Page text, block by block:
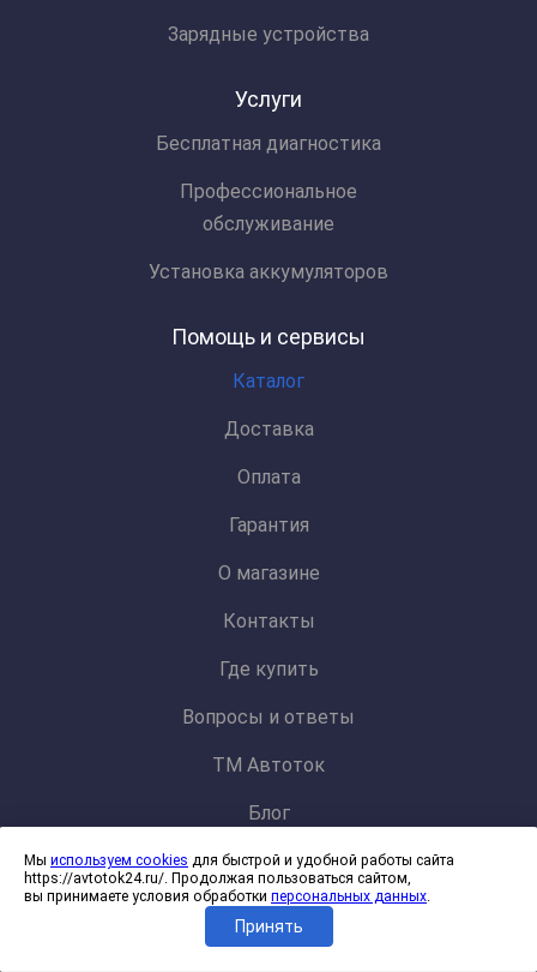
Зарядные устройства
Услуги
Бесплатная диагностика
Профессиональное
обслуживание
Установка аккумуляторов
Помощь и сервисы
Каталог
Доставка
Оплата
Гарантия
О магазине
Контакты
Где купить
Вопросы и ответы
ТМ Автоток
Блог
Политика конфиденциальности и обработки персональных данных
Согласие на обработку файлов cookies
Мы используем cookies для быстрой и удобной работы сайта
https://avtotok24.ru/. Продолжая пользоваться сайтом,
вы принимаете условия обработки персональных данных.
Принять